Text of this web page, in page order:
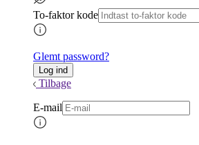
To-faktor kode
Glemt password?
Tilbage
E-mail